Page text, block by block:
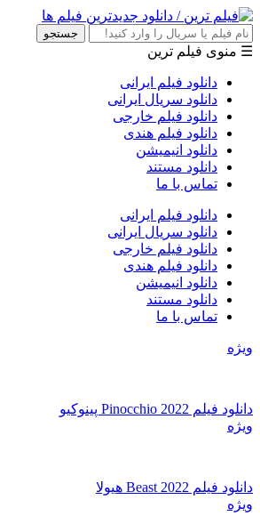
جستجو
☰ منوی فیلم ترین
دانلود فیلم ایرانی
دانلود سریال ایرانی
دانلود فیلم خارجی
دانلود فیلم هندی
دانلود انیمیشن
دانلود مستند
تماس با ما
دانلود فیلم ایرانی
دانلود سریال ایرانی
دانلود فیلم خارجی
دانلود فیلم هندی
دانلود انیمیشن
دانلود مستند
تماس با ما
ویژه
دانلود فیلم Pinocchio 2022 پینوکیو
ویژه
دانلود فیلم Beast 2022 هیولا
ویژه